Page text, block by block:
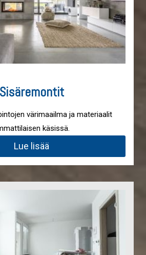
Sisäremontit
värimaailma ja materiaalit
käsissä.
Lue lisää